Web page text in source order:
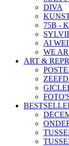
DIVA
75B -
AI
WE
ART &